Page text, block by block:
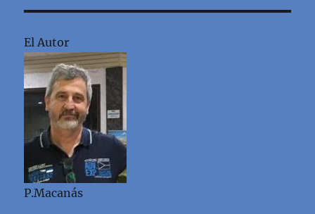
El Autor
P.Macanás